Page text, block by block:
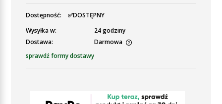
Dostępność:
✅DOSTĘPNY
Wysyłka w:
24 godziny
Dostawa:
Darmowa
Cena nie zawiera ewentualnych kosztów płatności
sprawdź formy dostawy